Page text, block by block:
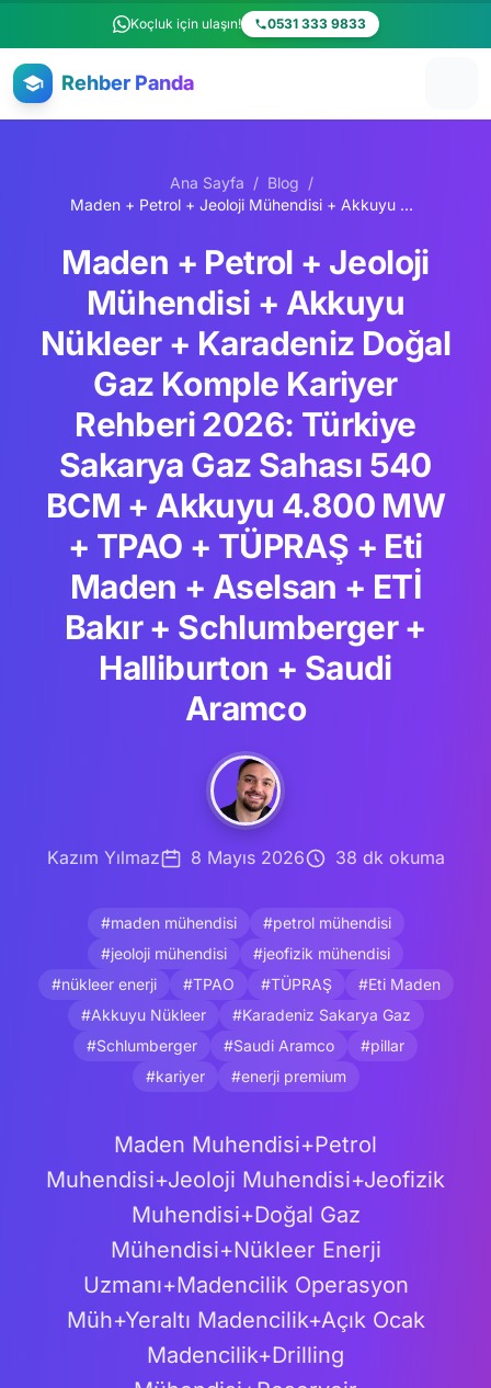
Ana içeriğe atlaKoçluk için ulaşın! 0531 333 9833
Rehber Panda
Ana Sayfa / Blog /
Maden + Petrol + Jeoloji Mühendisi + Akkuyu Nükleer + Karadeniz Doğal Gaz Komple Kariyer Rehberi 2026: Türkiye Sakarya Gaz Sahası 540 BCM + Akkuyu 4.800 MW + TPAO + TÜPRAŞ + Eti Maden + Aselsan + ETİ Bakır + Schlumberger + Halliburton + Saudi Aramco
Maden + Petrol + Jeoloji
Mühendisi + Akkuyu
Nükleer + Karadeniz Doğal
Gaz Komple Kariyer
Rehberi 2026: Türkiye
Sakarya Gaz Sahası 540
BCM + Akkuyu 4.800 MW
+ TPAO + TÜPRAŞ + Eti
Maden + Aselsan + ETİ
Bakır + Schlumberger +
Halliburton + Saudi
Aramco
Kazım Yılmaz 8 Mayıs 2026 38 dk okuma
#maden mühendisi
#petrol mühendisi
#jeoloji mühendisi
#jeofizik mühendisi
#nükleer enerji
#TPAO #TÜPRAŞ
#Eti Maden
#Akkuyu Nükleer
#Karadeniz Sakarya Gaz
#Schlumberger
#Saudi Aramco
#pillar
#kariyer
#enerji premium
Maden Muhendisi+Petrol
Muhendisi+Jeoloji Muhendisi+Jeofizik
Muhendisi+Doğal Gaz
Mühendisi+Nükleer Enerji
Uzmanı+Madencilik Operasyon
Müh+Yeraltı Madencilik+Açık Ocak
Madencilik+Drilling